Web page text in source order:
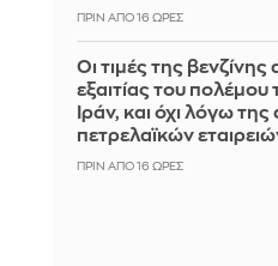
ΠΡΙΝ ΑΠΌ 16 ΏΡΕΣ
Οι τιμές της
εξαιτίας του
Ιράν, και όχι λόγω
πετρελαϊκών
ΠΡΙΝ ΑΠΌ 16 ΏΡΕΣ